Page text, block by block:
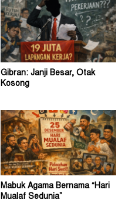
Gibran: Janji Besar, Otak
Kosong
Mabuk Agama Bernama “Hari
Mualaf Sedunia”